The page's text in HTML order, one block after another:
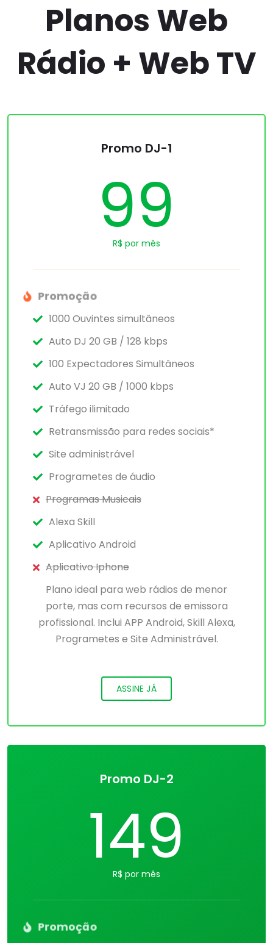
Planos Web
Rádio + Web TV
Promo DJ-1
99
R$ por mês
Promoção
1000 Ouvintes simultâneos
Auto DJ 20 GB / 128 kbps
100 Expectadores Simultâneos
Auto VJ 20 GB / 1000 kbps
Tráfego ilimitado
Retransmissão para redes sociais*
Site administrável
Programetes de áudio
Programas Musicais
Alexa Skill
Aplicativo Android
Aplicativo Iphone
Plano ideal para web rádios de menor
porte, mas com recursos de emissora
profissional. Inclui APP Android, Skill Alexa,
Programetes e Site Administrável.
ASSINE JÁ
Promo DJ-2
149
R$ por mês
Promoção